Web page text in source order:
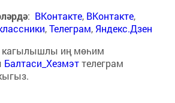
: ВКонтакте, ВКонтакте,
,Телеграм, Яндекс.Дзен
иң мөһим
Балтаси_Хезмэттелеграм